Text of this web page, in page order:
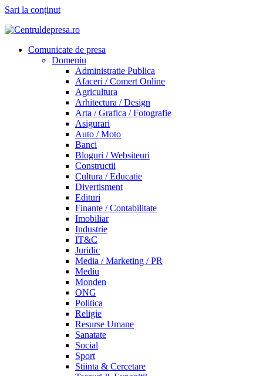
Sari la conținut
Comunicate de presa
Domeniu
Administratie Publica
Afaceri / Comert Online
Agricultura
Arhitectura / Design
Arta / Grafica / Fotografie
Asigurari
Auto / Moto
Banci
Bloguri / Websiteuri
Constructii
Cultura / Educatie
Divertisment
Edituri
Finante / Contabilitate
Imobiliar
Industrie
IT&C
Juridic
Media / Marketing / PR
Mediu
Monden
ONG
Politica
Religie
Resurse Umane
Sanatate
Social
Sport
Stiinta & Cercetare